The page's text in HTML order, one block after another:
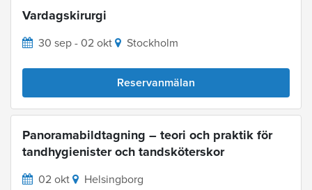
Vardagskirurgi
30 sep - 02 okt Stockholm
Reservanmälan
Panoramabildtagning – teori och praktik för
tandhygienister och tandsköterskor
02 okt Helsingborg